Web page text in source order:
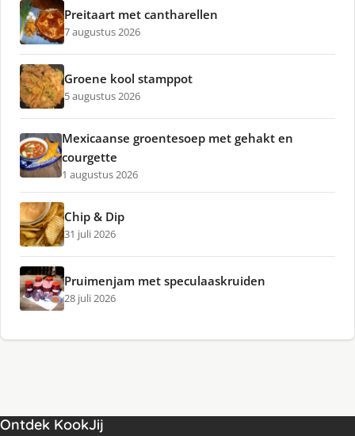
Preitaart met cantharellen
7 augustus 2026
Groene kool stamppot
5 augustus 2026
Mexicaanse groentesoep met gehakt en
courgette
1 augustus 2026
Chip & Dip
31 juli 2026
Pruimenjam met speculaaskruiden
28 juli 2026
Ontdek KookJij